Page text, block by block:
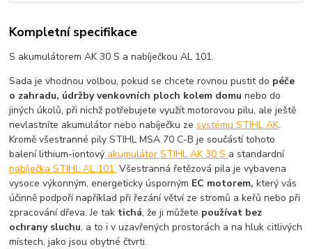
Kompletní specifikace
S akumulátorem AK 30 S a nabíječkou AL 101.
Sada je vhodnou volbou, pokud se chcete rovnou pustit do péče
o zahradu, údržby venkovních ploch kolem domunebo do
jiných úkolů, při nichž potřebujete využít motorovou pilu, ale ještě
nevlastníte akumulátor nebo nabíječku zesystému STIHL AK.
Kromě všestranné pily STIHL MSA 70 C-B je součástí tohoto
balení lithium-iontový akumulátor STIHL AK 30 S a standardní
nabíječka STIHL AL 101. Všestranná řetězová pila je vybavena
vysoce výkonným, energeticky úsporným EC motorem, který vás
účinně podpoří například při řezání větví ze stromů a keřů nebo při
zpracování dřeva. Je tak tichá, že ji můžete používat bez
ochrany sluchu, a to i v uzavřených prostorách a na hluk citlivých
místech, jako jsou obytné čtvrti.